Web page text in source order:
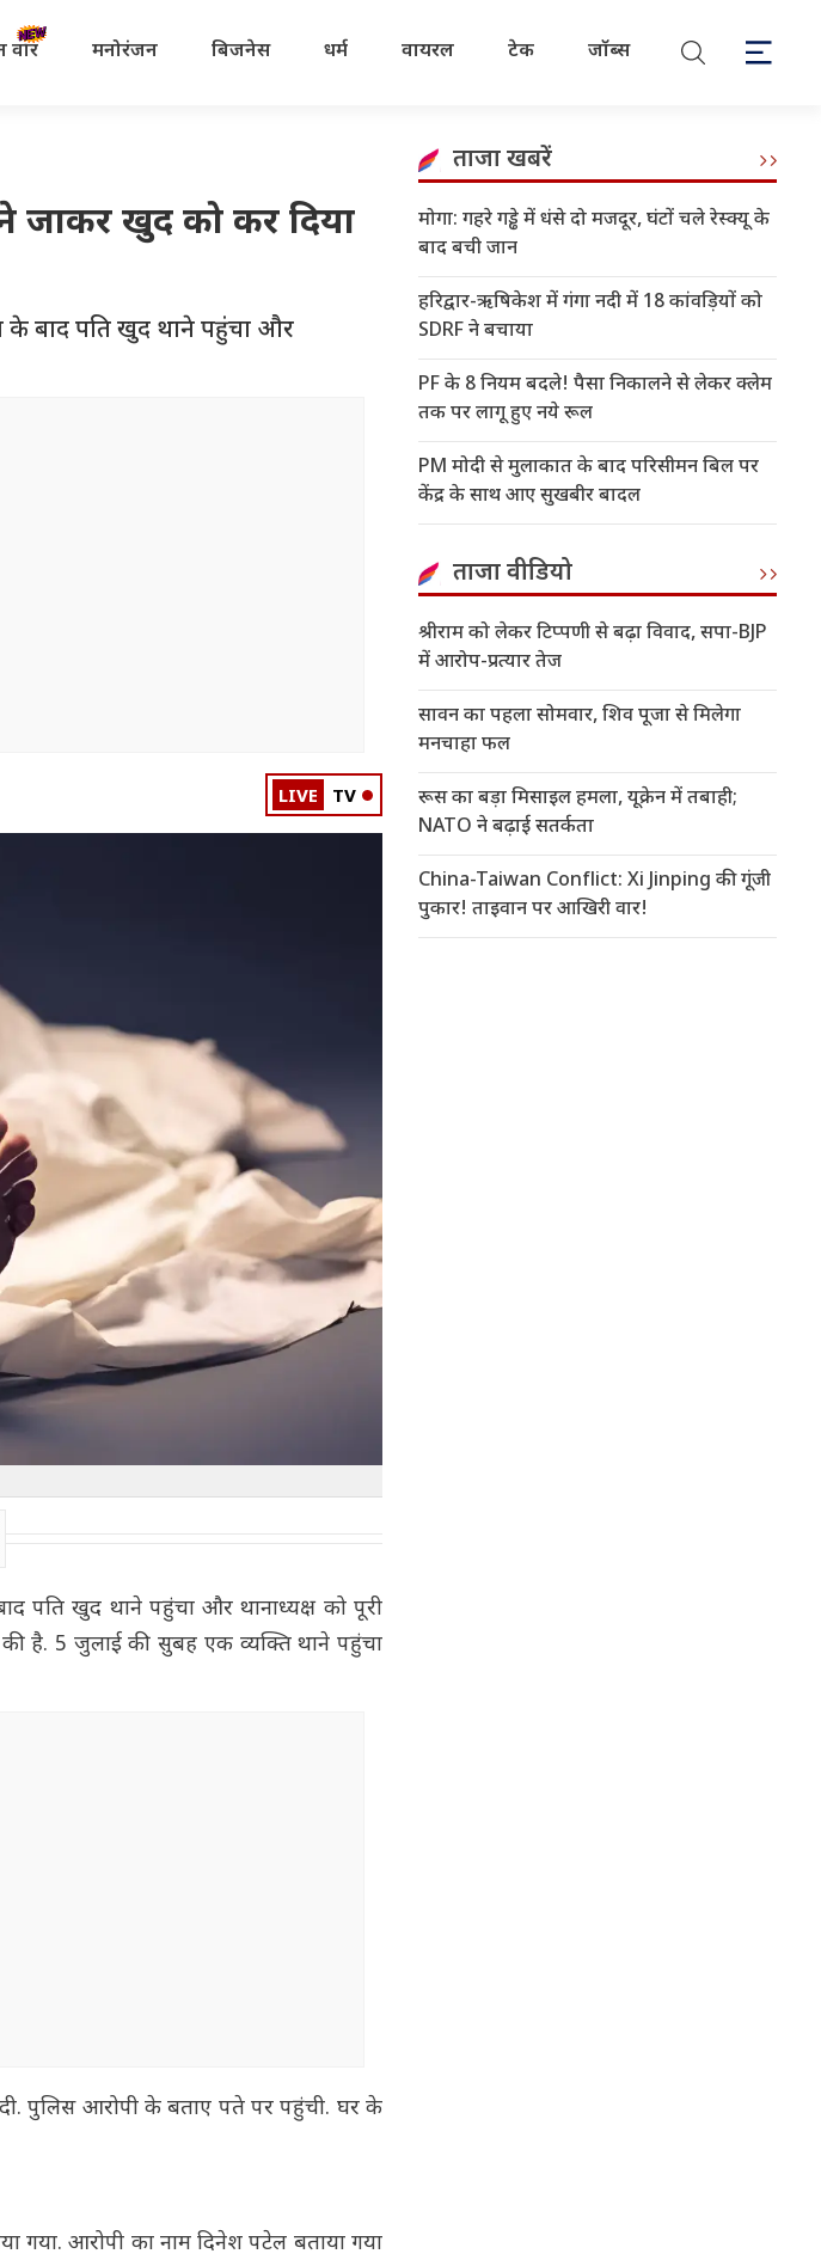
वॉर मनोरंजन बिजनेस धर्म वायरल टेक जॉब्स
जाकर खुद को कर दिया
के बाद पति खुद थाने पहुंचा और
LIVE TV
पति खुद थाने पहुंचा और थानाध्यक्ष को पूरी
की है. 5 जुलाई की सुबह एक व्यक्ति थाने पहुंचा
पुलिस आरोपी के बताए पते पर पहुंची. घर के
गया. आरोपी का नाम दिनेश पटेल बताया गया
ताजा खबरें
मोगा: गहरे गड्ढे में धंसे दो मजदूर, घंटों चले रेस्क्यू के
बाद बची जान
हरिद्वार-ऋषिकेश में गंगा नदी में 18 कांवड़ियों को
SDRF ने बचाया
PF के 8 नियम बदले! पैसा निकालने से लेकर क्लेम
तक पर लागू हुए नये रूल
PM मोदी से मुलाकात के बाद परिसीमन बिल पर
केंद्र के साथ आए सुखबीर बादल
ताजा वीडियो
श्रीराम को लेकर टिप्पणी से बढ़ा विवाद, सपा-BJP
में आरोप-प्रत्यार तेज
सावन का पहला सोमवार, शिव पूजा से मिलेगा
मनचाहा फल
रूस का बड़ा मिसाइल हमला, यूक्रेन में तबाही;
NATO ने बढ़ाई सतर्कता
China-Taiwan Conflict: Xi Jinping की गूंजी
पुकार! ताइवान पर आखिरी वार!